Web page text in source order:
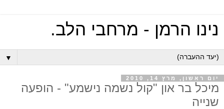
נינו הרמן - מרחבי הלב.
▼
יום ראשון, מרץ 14, 2010
מיכל בר און "קול נשמה נישמע" - הופעה
שנייה